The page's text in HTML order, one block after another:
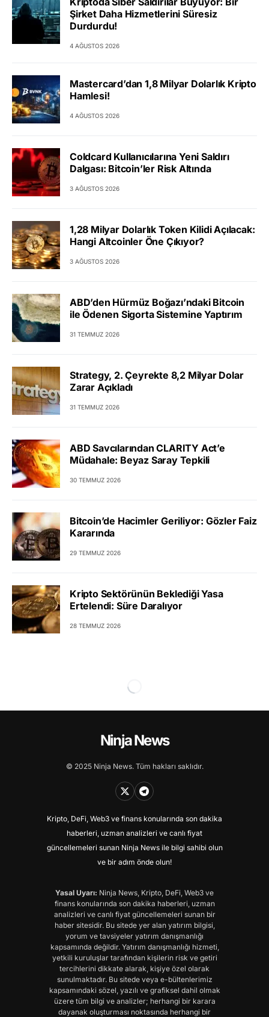
Şirket Daha Hizmetlerini Süresiz
Durdurdu!
4 AĞUSTOS 2026
Mastercard’dan 1,8 Milyar Dolarlık Kripto
Hamlesi!
4 AĞUSTOS 2026
Coldcard Kullanıcılarına Yeni Saldırı
Dalgası: Bitcoin’ler Risk Altında
3 AĞUSTOS 2026
1,28 Milyar Dolarlık Token Kilidi Açılacak:
Hangi Altcoinler Öne Çıkıyor?
3 AĞUSTOS 2026
ABD’den Hürmüz Boğazı’ndaki Bitcoin
ile Ödenen Sigorta Sistemine Yaptırım
31 TEMMUZ 2026
Strategy, 2. Çeyrekte 8,2 Milyar Dolar
Zarar Açıkladı
31 TEMMUZ 2026
ABD Savcılarından CLARITY Act’e
Müdahale: Beyaz Saray Tepkili
30 TEMMUZ 2026
Bitcoin’de Hacimler Geriliyor: Gözler Faiz
Kararında
29 TEMMUZ 2026
Kripto Sektörünün Beklediği Yasa
Ertelendi: Süre Daralıyor
28 TEMMUZ 2026
Ninja News
© 2025 Ninja News. Tüm hakları saklıdır.
Kripto, DeFi, Web3 ve finans konularında son dakika
haberleri, uzman analizleri ve canlı fiyat
güncellemeleri sunan Ninja News ile bilgi sahibi olun
ve bir adım önde olun!
Yasal Uyarı: Ninja News, Kripto, DeFi, Web3 ve
finans konularında son dakika haberleri, uzman
analizleri ve canlı fiyat güncellemeleri sunan bir
haber sitesidir. Bu sitede yer alan yatırım bilgisi,
yorum ve tavsiyeler yatırım danışmanlığı
kapsamında değildir. Yatırım danışmanlığı hizmeti,
yetkili kuruluşlar tarafından kişilerin risk ve getiri
tercihlerini dikkate alarak, kişiye özel olarak
sunulmaktadır. Bu sitede veya e-bültenlerimiz
kapsamındaki sözel, yazılı ve grafiksel dahil olmak
üzere tüm bilgi ve analizler; herhangi bir karara
dayanak oluşturması noktasında herhangi bir